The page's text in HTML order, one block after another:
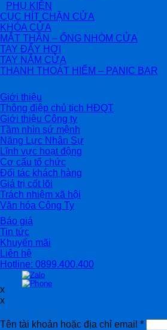
PHỤ KIỆN
CỤC HÍT CHẶN CỬA
KHÓA CỬA
MẮT THẦN – ỐNG NHÒM CỬA
TAY ĐẨY HƠI
TAY NẮM CỬA
THANH THOÁT HIỂM – PANIC BAR
Giới thiệu
Thông điệp chủ tịch HĐQT
Giới thiệu Công ty
Tầm nhìn sứ mệnh
Năng Lực Nhân Sự
Lĩnh vực hoạt động
Cơ cấu tổ chức
Đối tác khách hàng
Giá trị cốt lõi
Trách nhiệm xã hội
Văn hóa Công Ty
Báo giá
Tin tức
Khuyến mãi
Liên hệ
Hotline: 0899.400.400
x
x
Tên tài khoản hoặc địa chỉ email *